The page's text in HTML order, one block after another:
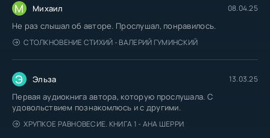
М Михаил 08.04.25
Не раз слышал об авторе. Прослушал, понравилось.
СТОЛКНОВЕНИЕ СТИХИЙ - ВАЛЕРИЙ ГУМИНСКИЙ
Э Эльза 13.03.25
Первая аудиокнига автора, которую прослушала. С
удовольствием познакомлюсь и с другими.
ХРУПКОЕ РАВНОВЕСИЕ. КНИГА 1 - АНА ШЕРРИ